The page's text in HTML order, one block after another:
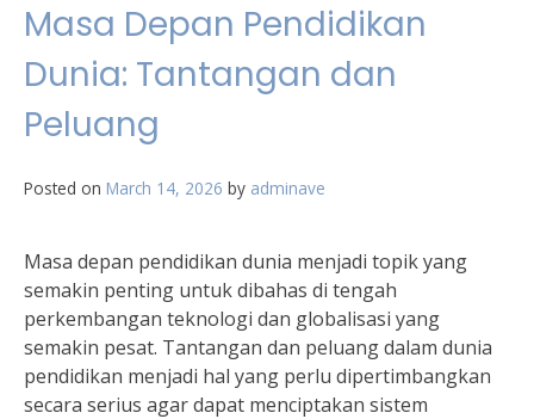
Masa Depan Pendidikan
Dunia: Tantangan dan
Peluang
Posted on March 14, 2026 by adminave
Masa depan pendidikan dunia menjadi topik yang
semakin penting untuk dibahas di tengah
perkembangan teknologi dan globalisasi yang
semakin pesat. Tantangan dan peluang dalam dunia
pendidikan menjadi hal yang perlu dipertimbangkan
secara serius agar dapat menciptakan sistem